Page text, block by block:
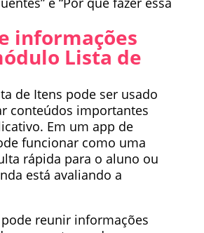
informações
Lista de
de Itens pode ser usado
conteúdos importantes
Em um app de
funcionar como uma
rápida para o aluno ou
está avaliando a
reunir informações